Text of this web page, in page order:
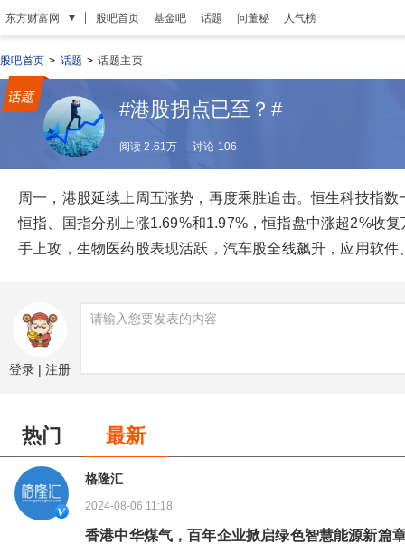
东方财富网 | 股吧首页 基金吧 话题 问董秘 人气榜
股吧首页 > 话题 > 话题主页
#港股拐点已至？#
阅读 2.61万 讨论 106
周一，港股延续上周五涨势，再度乘胜追击。恒生科技指
恒指、国指分别上涨1.69%和1.97%，恒指盘中涨超2%收复
手上攻，生物医药股表现活跃，汽车股全线飙升，应用软
登录 | 注册
热门 最新
格隆汇
2024-08-06 11:18
香港中华煤气，百年企业掀启绿色智慧能源新篇